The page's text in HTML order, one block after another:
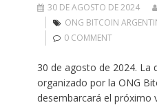
30 DE AGOSTO DE 2024
ONG BITCOIN
0 COMMENT
30 de agosto de 2024. La
organizado por la ONG
desembarcará el próximo